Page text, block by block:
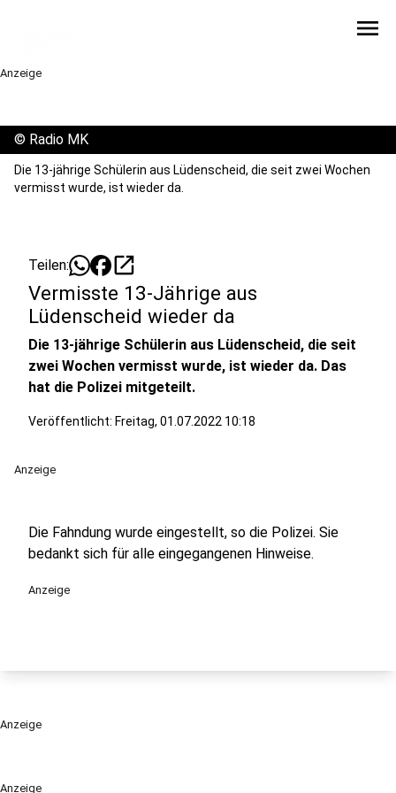
menu
Anzeige
Anzeige
© Radio MK
Die 13-jährige Schülerin aus Lüdenscheid, die seit zwei Wochen
vermisst wurde, ist wieder da.
Teilen: open_in_new
Vermisste 13-Jährige aus
Lüdenscheid wieder da
Die 13-jährige Schülerin aus Lüdenscheid, die seit
zwei Wochen vermisst wurde, ist wieder da. Das
hat die Polizei mitgeteilt.
Veröffentlicht: Freitag, 01.07.2022 10:18
Anzeige
Die Fahndung wurde eingestellt, so die Polizei. Sie
bedankt sich für alle eingegangenen Hinweise.
Anzeige
Anzeige